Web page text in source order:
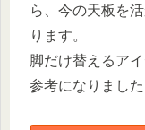
ら、今の天板を
ります。
脚だけ替えるア
参考になりました